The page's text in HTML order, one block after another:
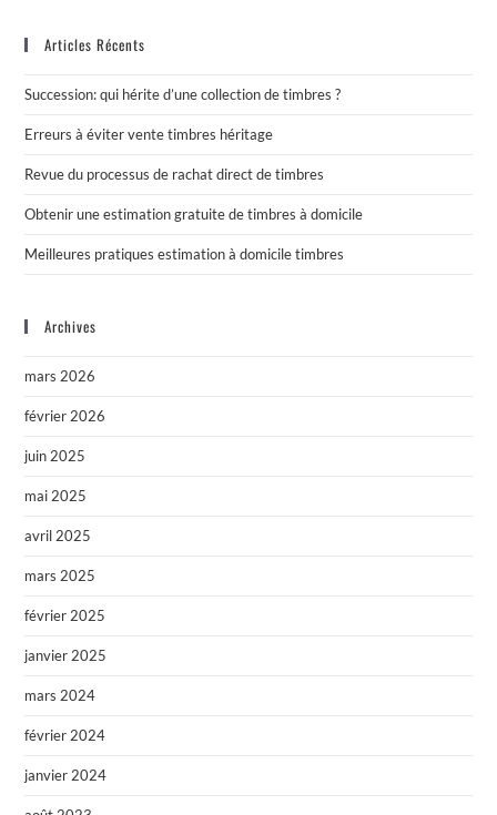
Articles Récents
Succession: qui hérite d’une collection de timbres ?
Erreurs à éviter vente timbres héritage
Revue du processus de rachat direct de timbres
Obtenir une estimation gratuite de timbres à domicile
Meilleures pratiques estimation à domicile timbres
Archives
mars 2026
février 2026
juin 2025
mai 2025
avril 2025
mars 2025
février 2025
janvier 2025
mars 2024
février 2024
janvier 2024